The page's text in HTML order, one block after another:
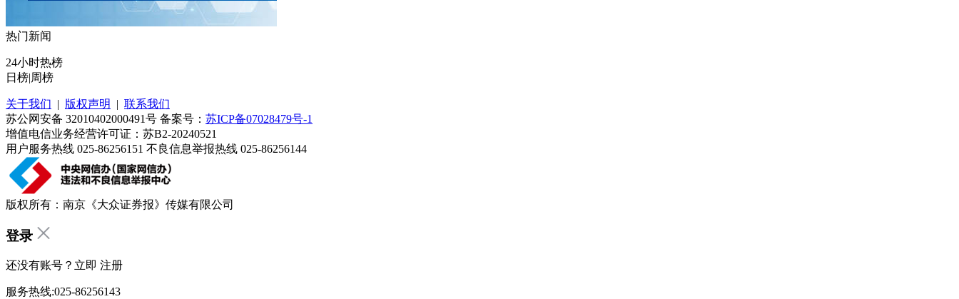
热门新闻
24小时热榜
日榜|周榜
关于我们 | 版权声明 | 联系我们
苏公网安备 32010402000491号 备案号： 苏ICP备07028479号-1
增值电信业务经营许可证：苏B2-20240521
用户服务热线 025-86256151 不良信息举报热线 025-86256144
版权所有：南京《大众证券报》传媒有限公司
登录
还没有账号？立即 注册
服务热线:025-86256143